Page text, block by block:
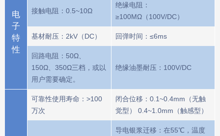
电
子
特
性
接触电阻：0.5~10Ω
绝缘电阻：
≥100MΩ（100V/DC）
基材耐压：2kV（DC） 回弹时间：≤6ms
回路电阻：50Ω、
150Ω、350Ω三档，或以
用户需要确定。
绝缘油墨耐压：100V/DC
可靠性使用寿命：>100
万次
闭合位移：0.1~0.4mm（无触
觉型） 0.4~1.0mm（触感型）
导电银浆迁移：在55℃，温度